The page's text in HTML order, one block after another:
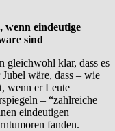
wenn eindeutige
sind
gleichwohl klar, dass es
wäre, dass – wie
wenn er Leute
– “zahlreiche
eindeutigen
fanden.